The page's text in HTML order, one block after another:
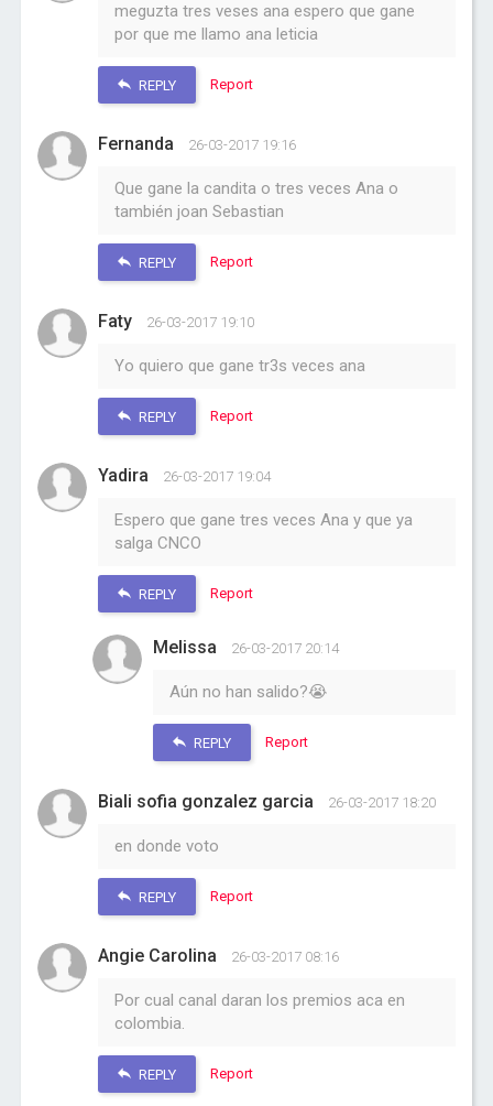
meguzta tres veses ana espero que gane
por que me llamo ana leticia
REPLY Report
Fernanda 26-03-2017 19:16
Que gane la candita o tres veces Ana o
también joan Sebastian
REPLY Report
Faty 26-03-2017 19:10
Yo quiero que gane tr3s veces ana
REPLY Report
Yadira 26-03-2017 19:04
Espero que gane tres veces Ana y que ya
salga CNCO
REPLY Report
Melissa 26-03-2017 20:14
Aún no han salido?😭
REPLY Report
Biali sofia gonzalez garcia 26-03-2017 18:20
en donde voto
REPLY Report
Angie Carolina 26-03-2017 08:16
Por cual canal daran los premios aca en
colombia.
REPLY Report